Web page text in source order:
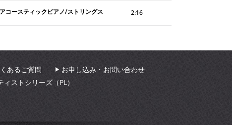
アコースティックピアノ/ストリングス 2:16
あるご質問
お申し込み・お問い合わせ
ィストシリーズ（PL）